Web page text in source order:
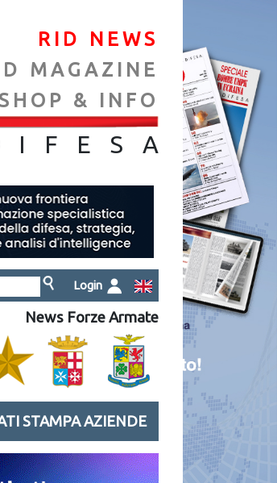
RID NEWS
MAGAZINE
& INFO
IFES A
Login
News Forze Armate
STAMPA AZIENDE